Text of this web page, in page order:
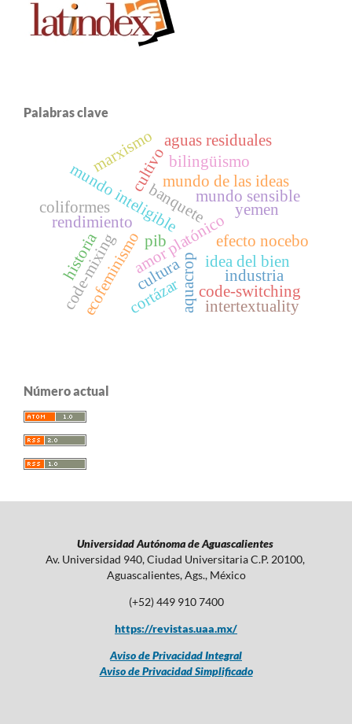
Palabras clave
amor platónicoidea del bien
banquete
mundo de las ideas
mundo sensible
mundo inteligible
ecofeminismo efecto nocebo
pib
cultivo
rendimiento
aquacrop
cultura code-switching
code-mixing
bilingüismo
historia
marxismo
coliformes
aguas residuales
yemen
intertextuality
cortázar industria
Número actual
Universidad Autónoma de Aguascalientes
Av. Universidad 940, Ciudad Universitaria C.P. 20100,
Aguascalientes, Ags., México
(+52) 449 910 7400
https://revistas.uaa.mx/
Aviso de Privacidad Integral
Aviso de Privacidad Simplificado